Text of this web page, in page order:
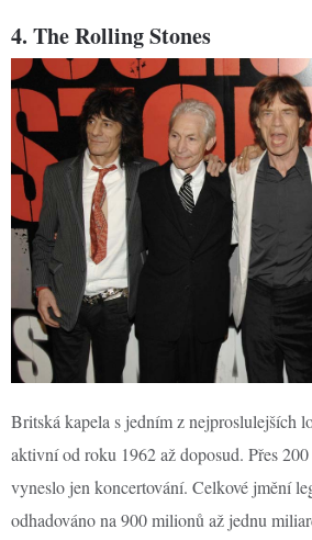
4. The Rolling Stones
Britská kapela s jedním z nejproslulejších
aktivní od roku 1962 až doposud. Přes
vyneslo jen koncertování. Celkové jmění
odhadováno na 900 milionů až jednu